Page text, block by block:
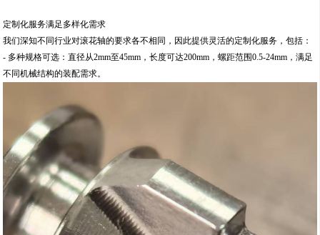
定制化服务满足多样化需求
我们深知不同行业对滚花轴的要求各不相同，因此提供灵活的定制化服务，包括：
- 多种规格可选：直径从2mm至45mm，长度可达200mm，螺距范围0.5-24mm，满足
不同机械结构的装配需求。